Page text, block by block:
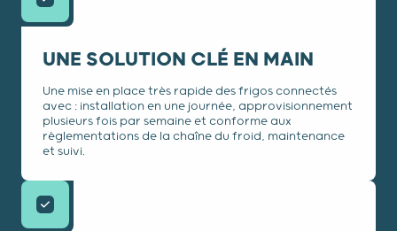
UNE SOLUTION CLÉ EN MAIN
Une mise en place très rapide des frigos connectés
avec : installation en une journée, approvisionnement
plusieurs fois par semaine et conforme aux
règlementations de la chaîne du froid, maintenance
et suivi.